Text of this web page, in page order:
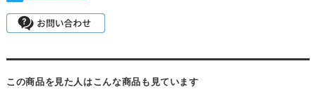
この商品を見た人はこんな商品も見ています